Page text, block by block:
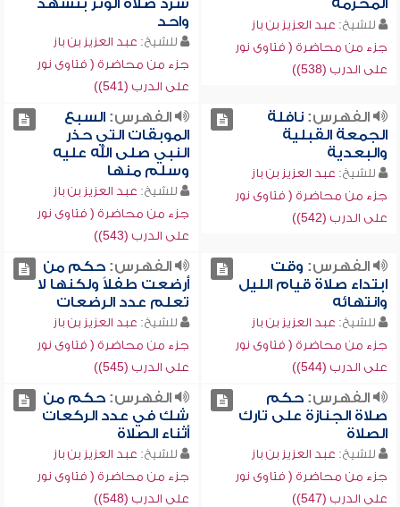
المحرمة
للشيخ: عبد العزيز بن باز
جزء من محاضرة ( فتاوى نور
على الدرب (538))
سرد صلاة الوتر بتشهد
واحد
للشيخ: عبد العزيز بن باز
جزء من محاضرة ( فتاوى نور
على الدرب (541))
الفهرس:نافلة
الجمعة القبلية
والبعدية
للشيخ: عبد العزيز بن باز
جزء من محاضرة ( فتاوى نور
على الدرب (542))
الفهرس:السبع
الموبقات التي حذر
النبي صلى الله عليه
وسلم منها
للشيخ: عبد العزيز بن باز
جزء من محاضرة ( فتاوى نور
على الدرب (543))
الفهرس: وقت
ابتداء صلاة قيام الليل
وانتهائه
للشيخ: عبد العزيز بن باز
جزء من محاضرة ( فتاوى نور
على الدرب (544))
الفهرس:حكم من
أرضعت طفلاً ولكنها لا
تعلم عدد الرضعات
للشيخ: عبد العزيز بن باز
جزء من محاضرة ( فتاوى نور
على الدرب (545))
الفهرس:حكم
صلاة الجنازة على تارك
الصلاة
للشيخ: عبد العزيز بن باز
جزء من محاضرة ( فتاوى نور
على الدرب (547))
الفهرس:حكم من
شك في عدد الركعات
أثناء الصلاة
للشيخ: عبد العزيز بن باز
جزء من محاضرة ( فتاوى نور
على الدرب (548))